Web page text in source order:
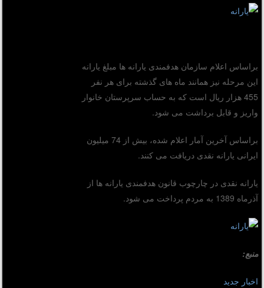
براساس اعلام سازمان هدفمندی یارانه ها مبلغ یارانه
این مرحله نیز همانند ماه های گذشته برای هر نفر
455 هزار ریال است که به حساب سرپرستان خانوار
واریز و قابل برداشت می شود.
براساس آخرین آمار اعلام شده، بیش از 74 میلیون
ایرانی یارانه نقدی دریافت می کنند.
یارانه نقدی در چارچوب قانون هدفمندی یارانه ها از
آذرماه 1389 به مردم پرداخت می شود.
منبع:
اخبار جدید